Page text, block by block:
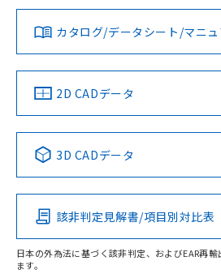
ダウンロードデータをご利用いただ
みください。
ソフトウェアの使用条件
対応済み
中国 RoHS 注意事項・凡例
Pb Hg
O
LR型式承認
（イギリス
船舶規格）
DNV型式承認
（ノルウェー
No No
この製品の規格
その他の認証はこちらのペ
カタログ/データシート/マニ
2D CADデータ
3D CADデータ
該非判定見解書/項目別対比表
日本の外為法に基づく該非判定、およびEAR再
ます。